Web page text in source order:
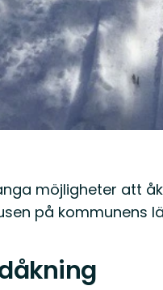
möjligheter att
på kommunens